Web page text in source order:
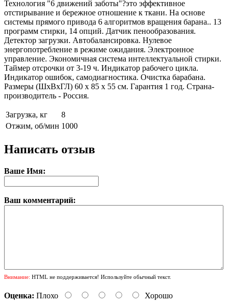
Технология "6 движений заботы"?это эффективное
отстирывание и бережное отношение к ткани. На основе
системы прямого привода 6 алгоритмов вращения барана.. 13
программ стирки, 14 опций. Датчик пенообразования.
Детектор загрузки. Автобалансировка. Нулевое
энергопотребление в режиме ожидания. Электронное
управление. Экономичная система интеллектуальной стирки.
Таймер отсрочки от 3-19 ч. Индикатор рабочего цикла.
Индикатор ошибок, самодиагностика. Очистка барабана.
Размеры (ШхВхГЛ) 60 х 85 х 55 см. Гарантия 1 год. Страна-
производитель - Россия.
Загрузка, кг
8
Отжим, об/мин 1000
Написать отзыв
Ваше Имя:
Ваш комментарий:
Внимание: HTML не поддерживается! Используйте обычный текст.
Оценка: Плохо Хорошо